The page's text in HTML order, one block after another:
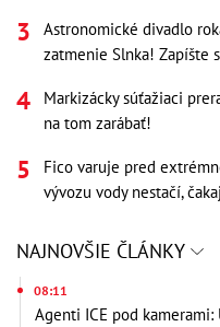
Astronomické divadlo
zatmenie Slnka! Zapíšte
Markizácky súťažiaci
na tom zarábať!
Fico varuje pred
vývozu vody nestačí,
NAJNOVŠIE ČLÁNKY
08:11
Agenti ICE pod